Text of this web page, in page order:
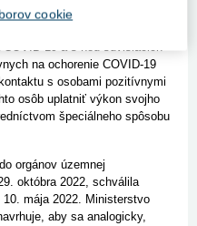
s vytvoreným právnym
19 a s ňou súvisiacich
na ochorenie COVID-19
s osobami pozitívnymi
osôb uplatniť výkon svojho
špeciálneho spôsobu
orgánov územnej
októbra 2022, schválila
10. mája 2022. Ministerstvo
aby sa analogicky,
cookie